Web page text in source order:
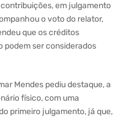
em julgamento
o voto do relator,
que os créditos
podem ser considerados
Mendes pediu destaque, a
físico, com uma
primeiro julgamento, já que,